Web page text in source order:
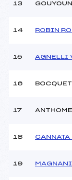
Ouvreurs B :
Ouvreurs D :
Température
Catégorie :
13
14 ROBIN
15 AGNELLI
16
17
18 CANNATA
19